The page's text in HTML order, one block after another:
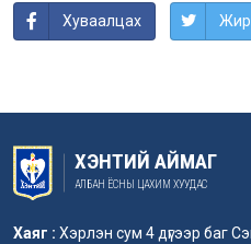
Хуваалцах
ХЭНТИЙ АЙМАГ
АЛБАН ЁСНЫ ЦАХИМ ХУУДАС
Хаяг : Хэрлэн сум 4 дүгээр баг